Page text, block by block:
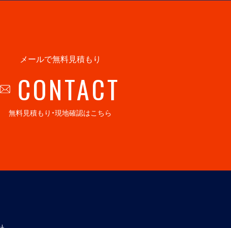
メールで無料見積もり
CONTACT
無料見積もり・現地確認はこちら